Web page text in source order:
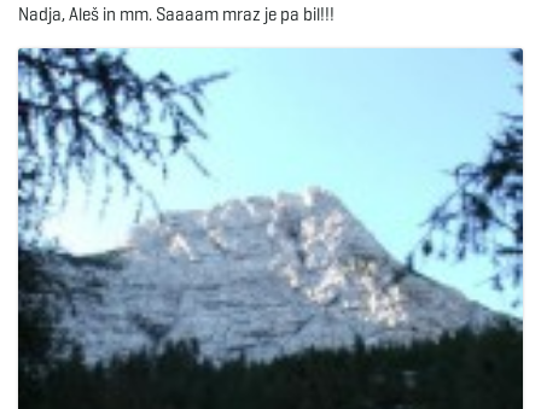
l
e
Nadja, Aleš in mm. Saaaam mraz je pa bil!!!